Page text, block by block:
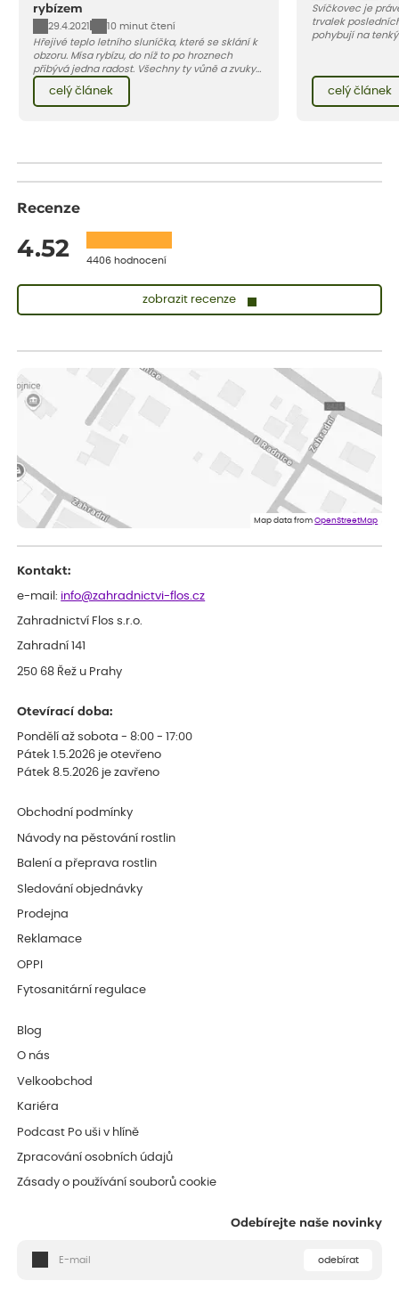
rybízem
29.4.2021
10 minut čtení
Hřejivé teplo letního sluníčka, které se sklání k
obzoru. Mísa rybízu, do níž to po hroznech
přibývá jedna radost. Všechny ty vůně a zvuky
červencové zahrady. Sklizeň rybízu do kuchyně
vnese neuvěřitelný klid a radost. A taky trochu
bezstarostnosti dětství při mlsání babiččina
celý článek
Svíčkovec je
trvalek
pohybují na
do podzimu.
růžových až
celý článek
Recenze
4.52 4406 hodnocení
zobrazit recenze
Měla jsem pouze 1objednavku a zatím jsem spokojená se
sazenicemi
Miroslava
ověřený nákup
Rostliny byly v pořádku, dobře zabalené, celková spokojenost.
Doporučuji :). Spokojenost, stromky v pěkném stavu. Jediné, co
my chybělo, bylo komunikování nedostupného zboží před
Map data fromOpenStreetMap
Kontakt:
e-mail: info@zahradnictvi-flos.cz
Zahradnictví Flos s.r.o.
Zahradní 141
250 68 Řež u Prahy
Otevírací doba:
Pondělí až sobota - 8:00 - 17:00
Pátek 1.5.2026 je otevřeno
Pátek 8.5.2026 je zavřeno
Obchodní podmínky
Návody na pěstování rostlin
Balení a přeprava rostlin
Sledování objednávky
Prodejna
Reklamace
OPPI
Fytosanitární regulace
Blog
O nás
Velkoobchod
Kariéra
Podcast Po uši v hlíně
Zpracování osobních údajů
Zásady o používání souborů cookie
Odebírejte naše novinky
odebírat